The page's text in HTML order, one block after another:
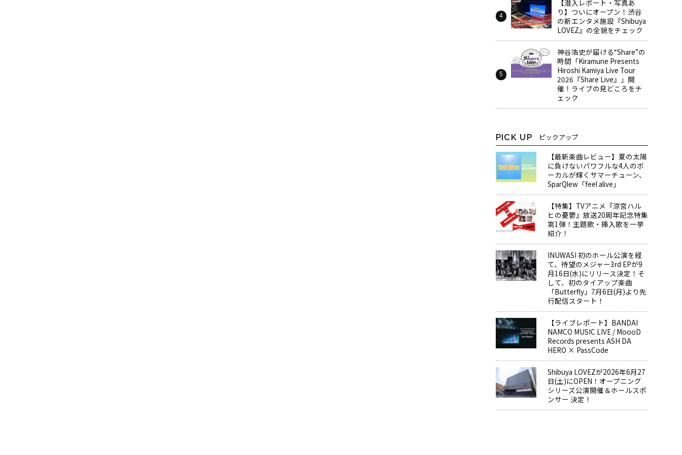
【潜入レポート・写真あ
り】ついにオープン！渋谷
の新エンタメ施設『Shibuya
LOVEZ』の全貌をチェック
神谷浩史が届ける“Share”の
時間――「Kiramune Presents
Hiroshi Kamiya Live Tour
2026『Share Live』」開
催！ライブの見どころをチ
ェック
PICK UP ピックアップ
【最新楽曲レビュー】夏の太陽
に負けないパワフルな4人のボ
ーカルが輝くサマーチューン、
SparQlew「feel alive」
【特集】TVアニメ『涼宮ハル
ヒの憂鬱』放送20周年記念特集
第1弾！主題歌・挿入歌を一挙
紹介！
INUWASI 初のホール公演を経
て、待望のメジャー3rd EPが9
月16日(水)にリリース決定！そ
して、初のタイアップ楽曲
「Butterfly」7月6日(月)より先
行配信スタート！
【ライブレポート】BANDAI
NAMCO MUSIC LIVE / MoooD
Records presents ASH DA
HERO × PassCode
Shibuya LOVEZが2026年6月27
日(土)にOPEN！オープニング
シリーズ公演開催＆ホールスポ
ンサー 決定！